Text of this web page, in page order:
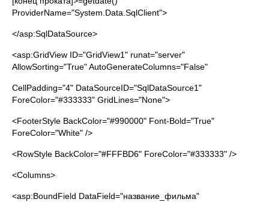
ProviderName="System.Data.SqlClient">
</asp:SqlDataSource>
<asp:GridView ID="GridView1" runat="server"
AllowSorting="True" AutoGenerateColumns="False"
CellPadding="4" DataSourceID="SqlDataSource1"
ForeColor="#333333" GridLines="None">
<FooterStyle BackColor="#990000" Font-Bold="True"
ForeColor="White" />
<RowStyle BackColor="#FFFBD6" ForeColor="#333333" />
<Columns>
<asp:BoundField DataField="название_фильма"